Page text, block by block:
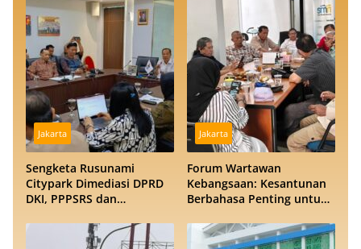
Jakarta
Sengketa Rusunami
Citypark Dimediasi DPRD
DKI, PPPSRS dan
Peluang Damai
Jakarta
Forum Wartawan
Kebangsaan: Kesantunan
Berbahasa Penting untuk
Bangsa